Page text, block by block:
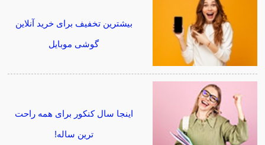
بیشترین تخفیف برای خرید آنلاین
گوشی موبایل
اینجا سال کنکور برای همه راحت
ترین ساله!